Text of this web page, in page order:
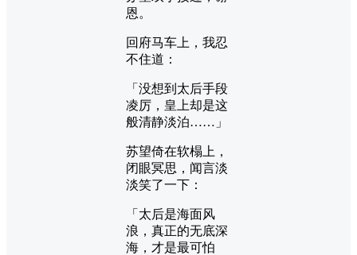
恩。
回府马车上，我忍
不住道：
「没想到太后手段
凌厉，皇上却是这
般清静淡泊……」
苏望倚在软榻上，
闭眼冥思，闻言淡
淡笑了一下：
「太后是海面风
浪，真正的无底深
海，才是最可怕